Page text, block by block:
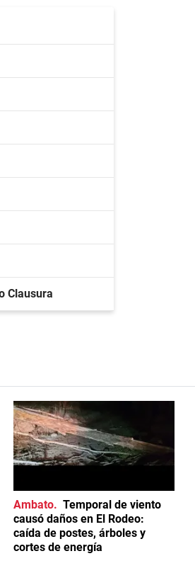
Clausura
Ambato
Temporal de viento
causó daños en El Rodeo:
caída de postes, árboles y
cortes de energía